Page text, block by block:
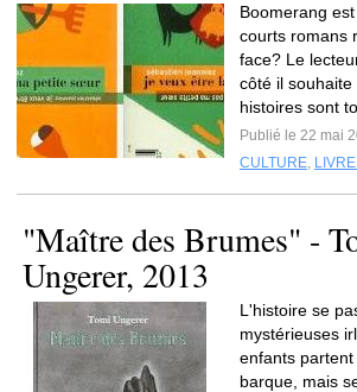
Boomerang
courts romans
face? Le
côté il
histoires sont
Publié le 22 mai
CULTURE,
"Maître des Brumes" -
Ungerer, 2013
L'histoire se
mystérieuses
enfants
barque, mais